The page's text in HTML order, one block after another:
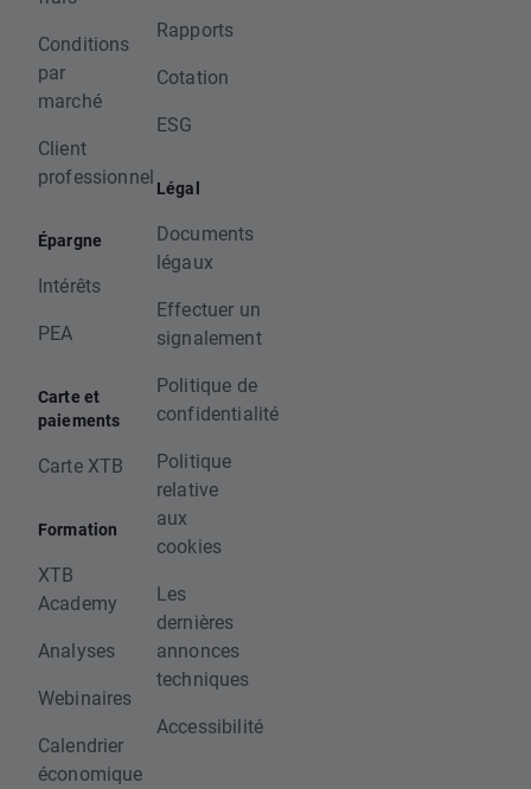
Conditions
par
marché
Client
professionnel
Épargne
Intérêts
PEA
Carte et
paiements
Carte XTB
Formation
XTB
Academy
Analyses
Webinaires
Calendrier
économique
Rapports
Cotation
ESG
Légal
Documents
légaux
Effectuer un
signalement
Politique de
confidentialité
Politique
relative
aux
cookies
Les
dernières
annonces
techniques
Accessibilité